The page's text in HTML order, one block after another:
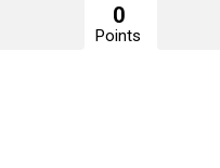
0
Points